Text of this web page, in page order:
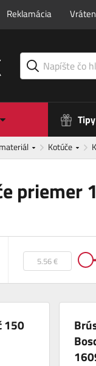
Reklamácia
Kotúče
priemer
150